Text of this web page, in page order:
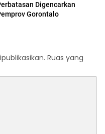
Digencarkan
Gorontalo
Ruas yang